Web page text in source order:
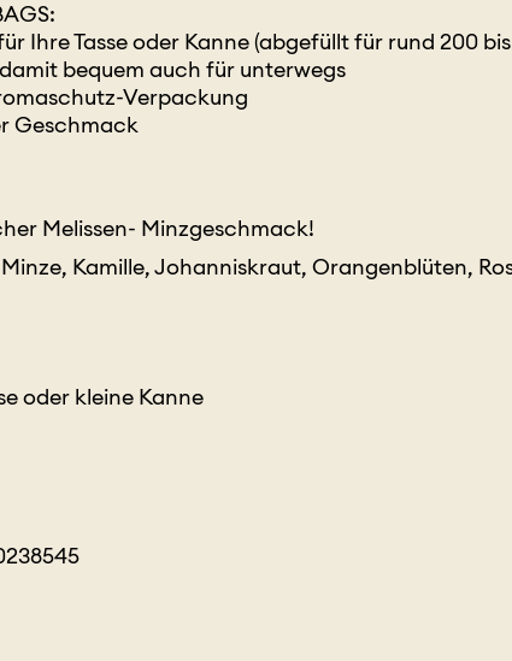
Ihre Tasse oder Kanne (abgefüllt für rund 200
bequem auch für unterwegs
Verpackung
Geschmack
Melissen- Minzgeschmack!
Kamille, Johanniskraut, Orangenblüten,
oder kleine Kanne